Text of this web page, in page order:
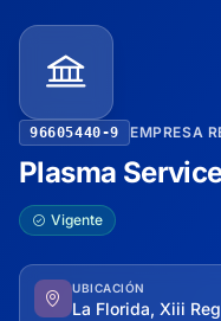
96605440-9 EMPRESA
Plasma
Vigente
UBICACIÓN
La Florida, Xiii